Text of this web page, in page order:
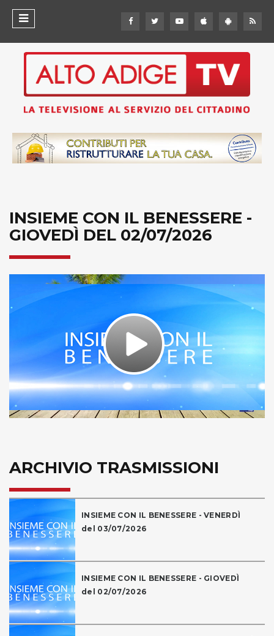
INSIEME CON IL BENESSERE -
GIOVEDÌ DEL 02/07/2026
Play
ARCHIVIO TRASMISSIONI
INSIEME CON IL BENESSERE - VENERDÌ
del 03/07/2026
INSIEME CON IL BENESSERE - GIOVEDÌ
del 02/07/2026